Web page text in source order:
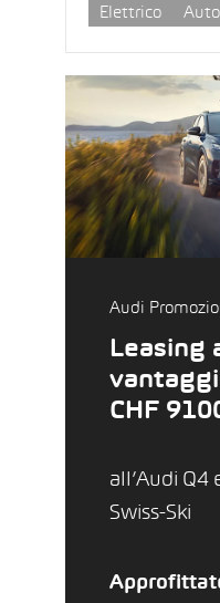
Elettrico
Audi
Leasing
CHF
all’Audi Q4
Swiss-Ski